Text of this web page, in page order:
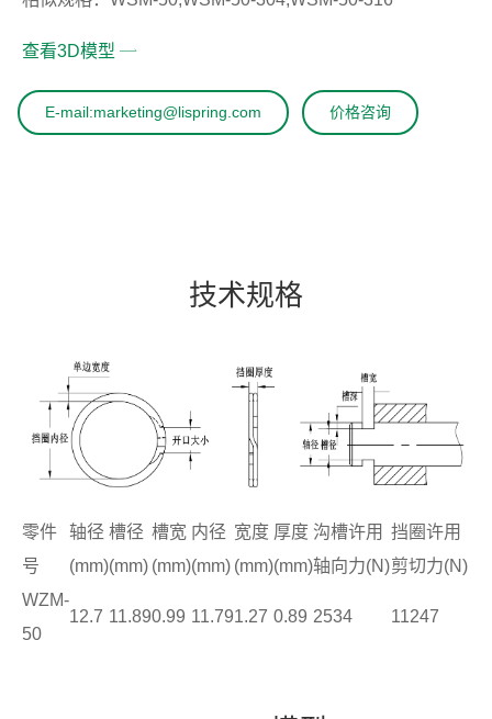
查看3D模型
E-mail:marketing@lispring.com 价格咨询
技术规格
零件
号
轴径
(mm)
槽径
(mm)
槽宽
(mm)
内径
(mm)
宽度
(mm)
厚度
(mm)
沟槽许用
轴向力(N)
挡圈许用
剪切力(N)
WZM-
50
12.7 11.890.99 11.791.27 0.89 2534 11247